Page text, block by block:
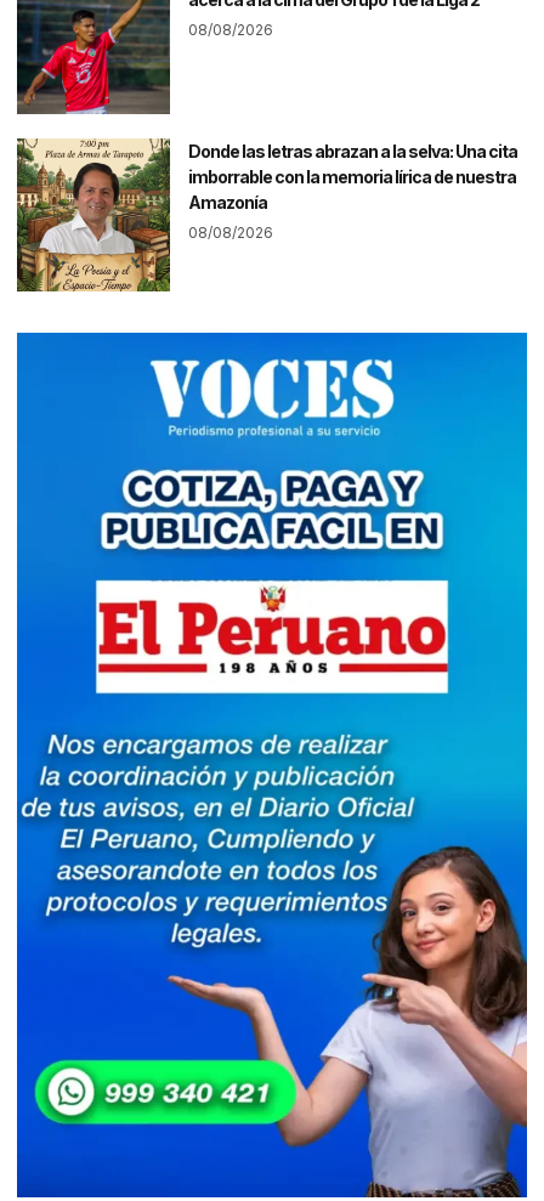
08/08/2026
Donde las letras abrazan a la selva: Una cita
imborrable con la memoria lírica de nuestra
Amazonía
08/08/2026